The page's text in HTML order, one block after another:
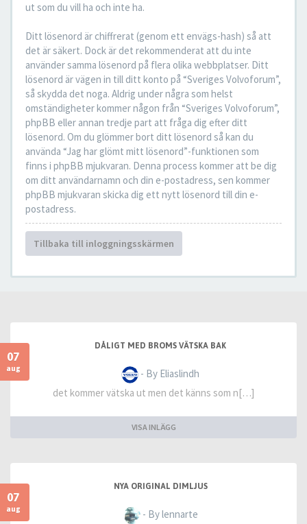
ut som du vill ha och inte ha.
Ditt lösenord är chiffrerat (genom ett envägs-hash) så att
det är säkert. Dock är det rekommenderat att du inte
använder samma lösenord på flera olika webbplatser. Ditt
lösenord är vägen in till ditt konto på “Sveriges Volvoforum”,
så skydda det noga. Aldrig under några som helst
omständigheter kommer någon från “Sveriges Volvoforum”,
phpBB eller annan tredje part att fråga dig efter ditt
lösenord. Om du glömmer bort ditt lösenord så kan du
använda “Jag har glömt mitt lösenord”-funktionen som
finns i phpBB mjukvaran. Denna process kommer att be dig
om ditt användarnamn och din e-postadress, sen kommer
phpBB mjukvaran skicka dig ett nytt lösenord till din e-
postadress.
Tillbaka till inloggningsskärmen
07
aug
DÅLIGT MED BROMS VÄTSKA BAK
- By Eliaslindh
det kommer vätska ut men det känns som n[…]
VISA INLÄGG
07
aug
NYA ORIGINAL DIMLJUS
- By lennarte